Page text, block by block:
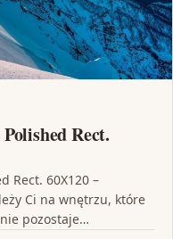
Rect.
Rect. 60X120 –
Ci na wnętrzu, które
pozostaje